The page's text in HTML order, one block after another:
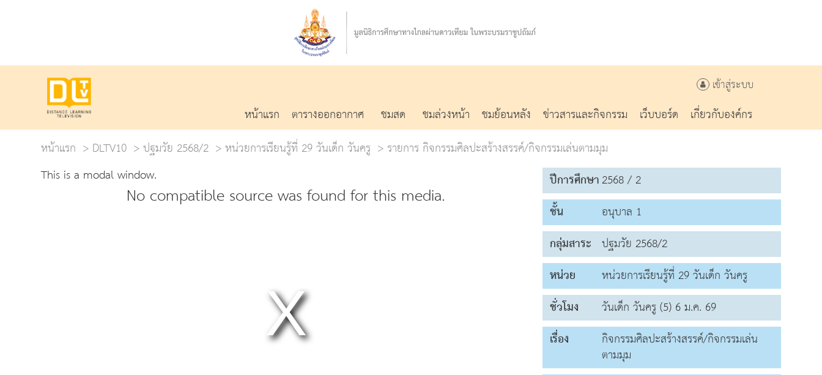
เข้าสู่ระบบ
หน้าแรก ตารางออกอากาศ ชมสด ชมล่วงหน้า ชมย้อนหลัง ข่าวสารและกิจกรรม เว็บบอร์ด
เกี่ยวกับองค์กร
หน้าแรก
DLTV10 ปฐมวัย 2568/2 หน่วยการเรียนรู้ที่ 29 วันเด็ก วันครู
รายการ กิจกรรมศิลปะสร้างสรรค์/กิจกรรมเล่นตามมุม
This is a modal window.
No compatible source was found for this media.
ปีการศึกษา2568 / 2
ชั้น
อนุบาล 1
กลุ่มสาระ ปฐมวัย 2568/2
หน่วย
หน่วยการเรียนรู้ที่ 29 วันเด็ก วันครู
ชั่วโมง
วันเด็ก วันครู (5) 6 ม.ค. 69
เรื่อง
กิจกรรมศิลปะสร้างสรรค์/กิจกรรมเล่น
ตามมุม